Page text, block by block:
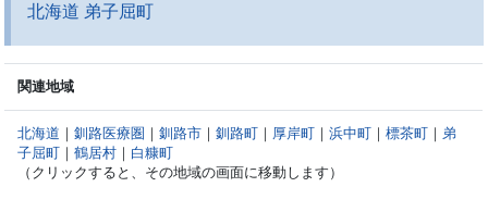
北海道 弟子屈町
関連地域
北海道 ｜釧路医療圏 ｜釧路市 ｜釧路町 ｜ 厚岸町 ｜浜中町 ｜標茶町 ｜ 弟
子屈町 ｜鶴居村 ｜ 白糠町
（クリックすると、その地域の画面に移動します）